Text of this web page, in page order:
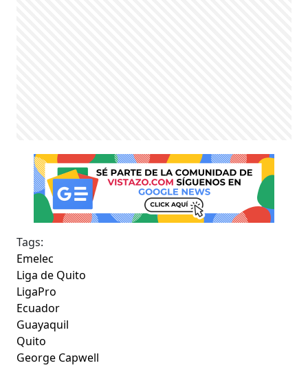
Tags:
Emelec
Liga de Quito
LigaPro
Ecuador
Guayaquil
Quito
George Capwell